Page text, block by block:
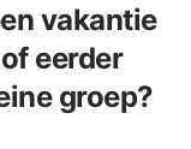
vakantie
eerder
groep?